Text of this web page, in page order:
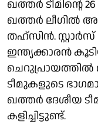
ഖത്തർ ടീമിൻ്റെ
ഖത്തർ ലീഗിൽ
തഹ്‌സിൻ. സ്റ്റാര്‍സ്
ഇന്ത്യക്കാരന്‍
ടീമുകളുടെ
ഖത്തർ ദേശീയ
കളിച്ചിട്ടുണ്ട്.